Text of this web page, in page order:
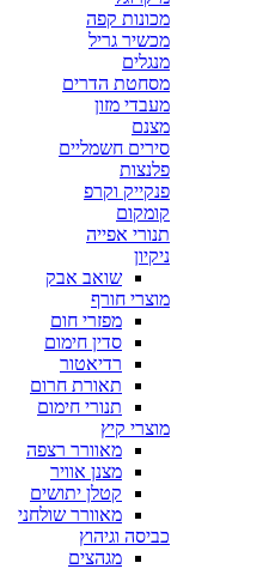
מכונות קפה
מכשיר גריל
מנגלים
מסחטת הדרים
מעבדי מזון
מצנם
סירים חשמליים
פלנצות
פנקייק וקרפ
קומקום
תנורי אפייה
ניקיון
שואב אבק
מוצרי חורף
מפזרי חום
סדין חימום
רדיאטור
תאורת חרום
תנורי חימום
מוצרי קיץ
מאוורר רצפה
מצנן אוויר
קטלן יתושים
מאוורר שולחני
כביסה וגיהוץ
מגהצים